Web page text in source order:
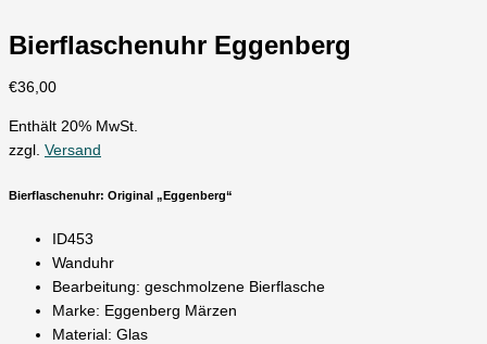
Bierflaschenuhr Eggenberg
€36,00
Enthält 20% MwSt.
zzgl. Versand
Bierflaschenuhr: Original „Eggenberg“
ID453
Wanduhr
Bearbeitung: geschmolzene Bierflasche
Marke: Eggenberg Märzen
Material: Glas